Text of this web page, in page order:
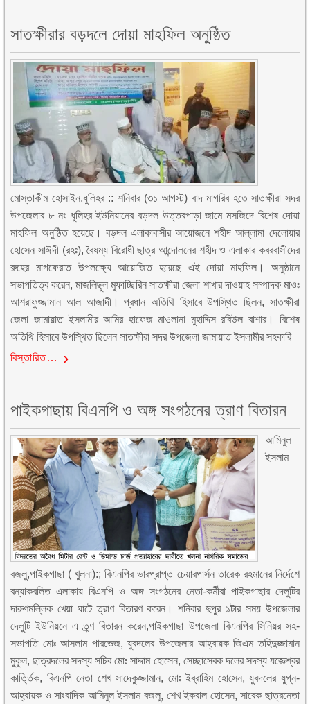
সাতক্ষীরার বড়দলে দোয়া মাহফিল অনুষ্ঠিত
মোস্তাকীম হোসাইন,ধুলিহর :: শনিবার (৩১ আগস্ট) বাদ মাগরিব হতে সাতক্ষীরা সদর
উপজেলার ৮ নং ধুলিহর ইউনিয়ানের বড়দল উত্তরপাড়া জামে মসজিদে বিশেষ দোয়া
মাহফিল অনুষ্ঠিত হয়েছে। বড়দল এলাকাবাসীর আয়োজনে শহীদ আল্লামা দেলোয়ার
হোসেন সাঈদী (রহঃ), বৈষম্য বিরোধী ছাত্র আন্দোলনের শহীদ ও এলাকার কবরবাসীদের
রুহের মাগফেরাত উপলক্ষ্যে আয়োজিত হয়েছে এই দোয়া মাহফিল। অনুষ্ঠানে
সভাপতিত্ব করেন, মাজলিছুল মুফাচ্ছিরিন সাতক্ষীরা জেলা শাখার দাওয়াহ সম্পাদক মাওঃ
আশরাফুজ্জামান আল আজাদী। প্রধান অতিথি হিসাবে উপস্থিত ছিলন, সাতক্ষীরা
জেলা জামায়াত ইসলামীর আমির হাফেজ মাওলানা মুহাদ্দিস রবিউল বাশার। বিশেষ
অতিথি হিসাবে উপস্থিত ছিলেন সাতক্ষীরা সদর উপজেলা জামায়াত ইসলামীর সহকারি
বিস্তারিত…
পাইকগাছায় বিএনপি ও অঙ্গ সংগঠনের ত্রাণ বিতারন
আমিনুল
ইসলাম
বজলু,পাইকগাছা ( খুলনা):; বিএনপির ভারপ্রাপ্ত চেয়ারপার্সন তারেক রহমানের নির্দেশে
বন্যাকবলিত এলাকায় বিএনপি ও অঙ্গ সংগঠনের নেতা-কর্মীরা পাইকগাছার দেলুটির
দারুণমল্লিক খেয়া ঘাটে ত্রাণ বিতারণ করেন। শনিবার দুপুর ১টার সময় উপজেলার
দেলুটি ইউনিয়নে এ ত্র্ণ বিতারন করেন,পাইকগাছা উপজেলা বিএনপির সিনিয়র সহ-
সভাপতি মোঃ আসলাম পারভেজ, যুবদলের উপজেলার আহ্বায়ক জিএম তহিদুজ্জামান
মুকুল, ছাত্রদলের সদস্য সচিব মোঃ সাদ্দাম হোসেন, সেচ্ছাসেবক দলের সদস্য যজ্ঞেশ্বর
কার্ত্তিক, বিএনপি নেতা শেখ সাদেকুজ্জামান, মোঃ ইব্রাহিম হোসেন, যুবদলের যুগ্ন-
আহ্বায়ক ও সাংবাদিক আমিনুল ইসলাম বজলু, শেখ ইকবাল হোসেন, সাবেক ছাত্রনেতা